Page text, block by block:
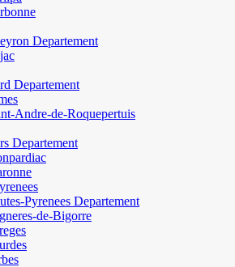
Departement
Departement
Andre-de-Roquepertuis
Departement
Pyrenees Departement
de-Bigorre